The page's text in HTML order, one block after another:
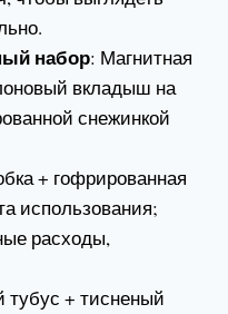
набор: Магнитная
вкладыш на
снежинкой
+ гофрированная
использования;
расходы,
+ тисненый